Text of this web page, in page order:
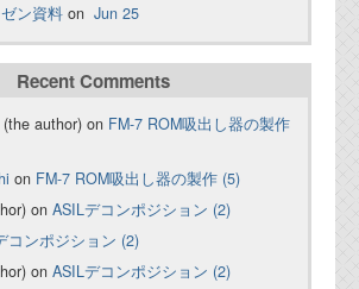
ン資料 on Jun 25
Recent Comments
author) on FM-7 ROM吸出し器の製作
on FM-7 ROM吸出し器の製作 (5)
on ASILデコンポジション (2)
コンポジション (2)
on ASILデコンポジション (2)